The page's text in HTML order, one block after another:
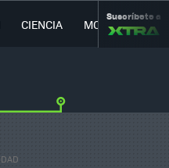
CIENCIA MOVILIDAD
Suscríbete a